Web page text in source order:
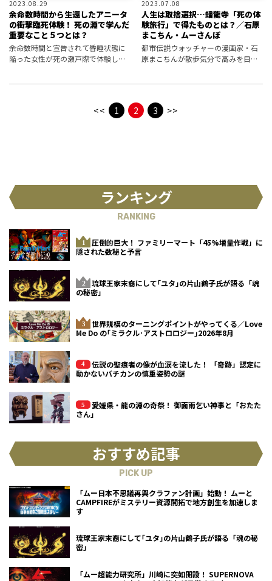
2023.08.29
余命数時間から生還したアニータ
の衝撃臨死体験！ 死の淵で学んだ
重要なこと５つとは？
余命数時間と宣告されて昏睡状態に
陥った女性が死の瀬戸際で体験した
2023.07.08
人生は取捨選択…蟠龍寺「死の体
験旅行」で得たものとは？／石原
まこちん・ムーさんぽ
都市伝説ウォッチャーの漫画家・石
原まこちんが散歩気分で高みを目指
一度死んでみました……。
<< 1 2 3 >>
ランキング
RANKING
圧倒的巨大！ ファミリーマート「45%増量作戦」に
隠された数秘と予言
琉球王家末裔にして｢ユタ｣の片山鶴子氏が語る「魂
の秘密」
世界規模のターニングポイントがやってくる／Love
Me Do の｢ミラクル･アストロロジー｣2026年8月
伝説の聖痕者の像が血涙を流した！ 「奇跡」認定に
動かないバチカンの慎重姿勢の謎
愛媛県・龍の淵の奇祭！ 御面雨乞い神事と「おたた
さん」
おすすめ記事
PICK UP
「ムー日本不思議再興クラファン計画」始動！ ムーと
CAMPFIREがミステリー資源開拓で地方創生を加速しま
す
琉球王家末裔にして｢ユタ｣の片山鶴子氏が語る「魂の秘
密」
「ムー超能力研究所」川崎に突如開設！ SUPERNOVA